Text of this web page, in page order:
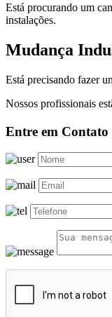
Está procurando um
instalações.
Mudança
Está precisando fazer
Nossos profissionais
Entre em Contato